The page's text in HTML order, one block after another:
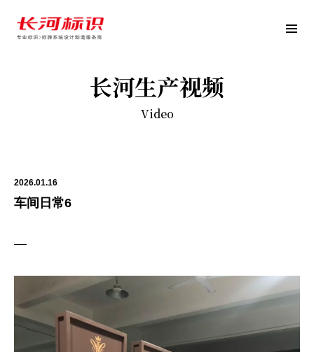
长河生产视频
Video
2026.01.16
车间日常6